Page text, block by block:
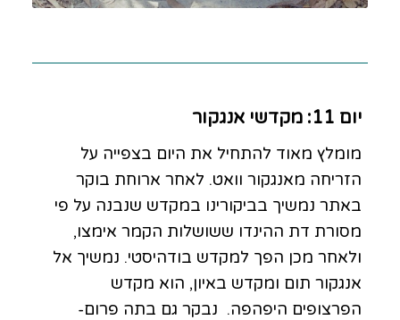
יום 11: מקדשי אנגקור
מומלץ מאוד להתחיל את היום בצפייה על
הזריחה מאנגקור וואט. לאחר ארוחת בוקר
באתר נמשיך בביקורינו במקדש שנבנה על פי
מסורת דת ההינדו ששושלות הקמר אימצו,
ולאחר מכן הפך למקדש בודהיסטי. נמשיך אל
אנגקור תום ומקדש באיון, הוא מקדש
הפרצופים היפהפה. נבקר גם בתה פרום-